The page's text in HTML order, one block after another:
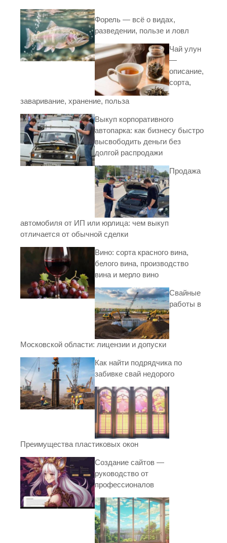
Форель — всё о видах,
разведении, пользе и ловл
Чай улун
—
описание,
сорта,
заваривание, хранение, польза
Выкуп корпоративного
автопарка: как бизнесу быстро
высвободить деньги без
долгой распродажи
Продажа
автомобиля от ИП или юрлица: чем выкуп
отличается от обычной сделки
Вино: сорта красного вина,
белого вина, производство
вина и мерло вино
Свайные
работы в
Московской области: лицензии и допуски
Как найти подрядчика по
забивке свай недорого
Преимущества пластиковых окон
Создание сайтов —
руководство от
профессионалов